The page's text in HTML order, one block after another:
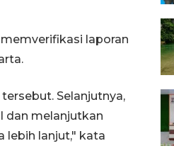
laporan
Selanjutnya,
dan melanjutkan
lebih lanjut," kata